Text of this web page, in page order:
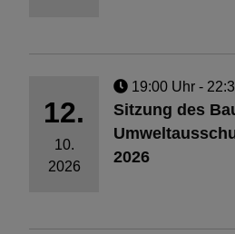
12.
10.
2026
19:00 Uhr ‐
Sitzung des
2026